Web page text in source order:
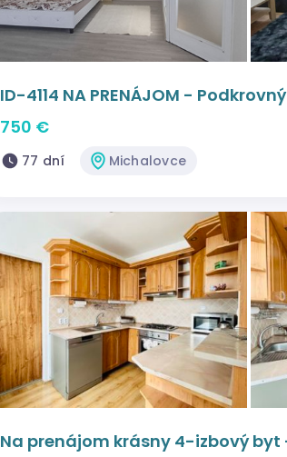
ID-4114 NA PRENÁJOM -
750 €
77 dní Michalovce
Na prenájom krásny 4-izbový byt